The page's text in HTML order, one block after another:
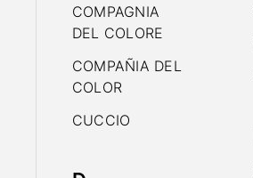
COMPAGNIA
DEL COLORE
COMPAÑIA DEL
COLOR
CUCCIO